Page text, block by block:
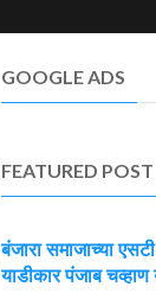
GOOGLE ADS
FEATURED POST
बंजारा समाजाच्या
याडीकार पंजाब